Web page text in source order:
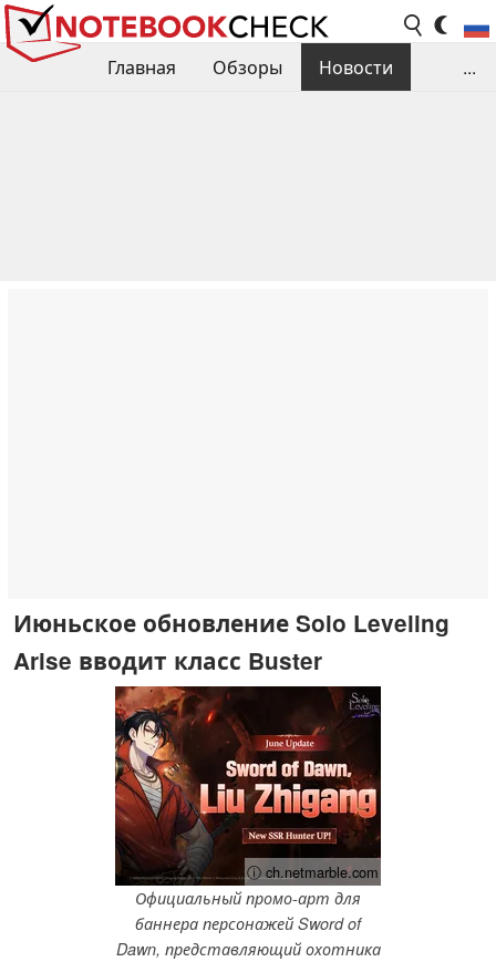
Главная Обзоры
Новости
...
Июньское обновление Solo Leveling
Arise вводит класс Buster
ⓘ ch.netmarble.com
Официальный промо-арт для
баннера персонажей Sword of
Dawn, представляющий охотника